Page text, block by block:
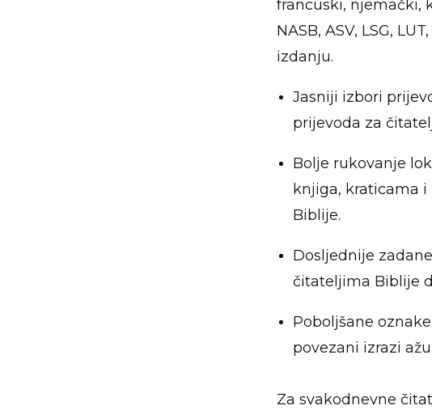
francuski, njemački,
NASB, ASV, LSG,
izdanju.
Jasniji izbori
prijevoda za
Bolje rukovanje
knjiga, kraticama
Biblije.
Dosljednije
čitateljima Biblije
Poboljšane
povezani izrazi
Za svakodnevne